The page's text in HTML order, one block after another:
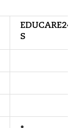
EDUCARE24
S